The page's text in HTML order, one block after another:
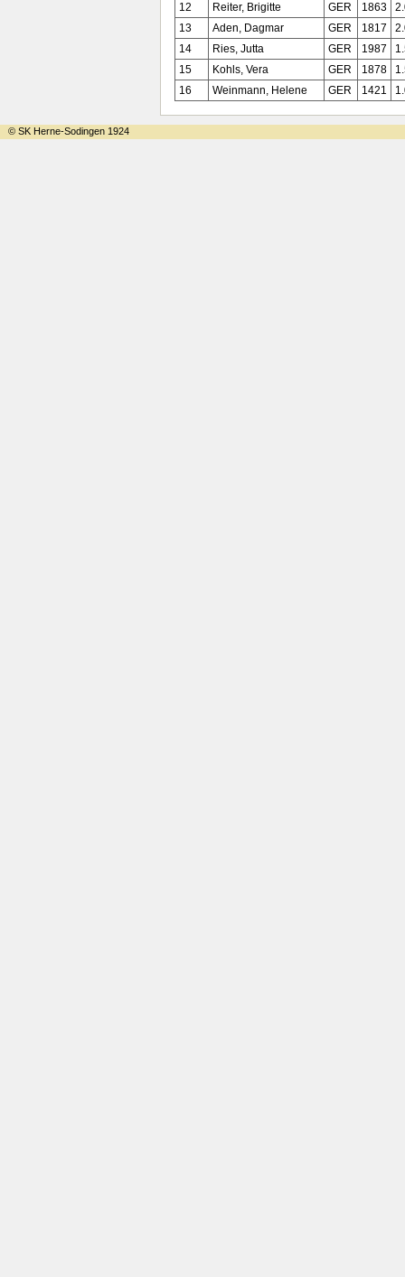
12
Reiter, Brigitte GER 1863
13
Aden, Dagmar GER 1817
14
Ries, Jutta GER 1987
15
Kohls, Vera GER 1878
16
Weinmann, Helene GER 1421
© SK Herne-Sodingen 1924